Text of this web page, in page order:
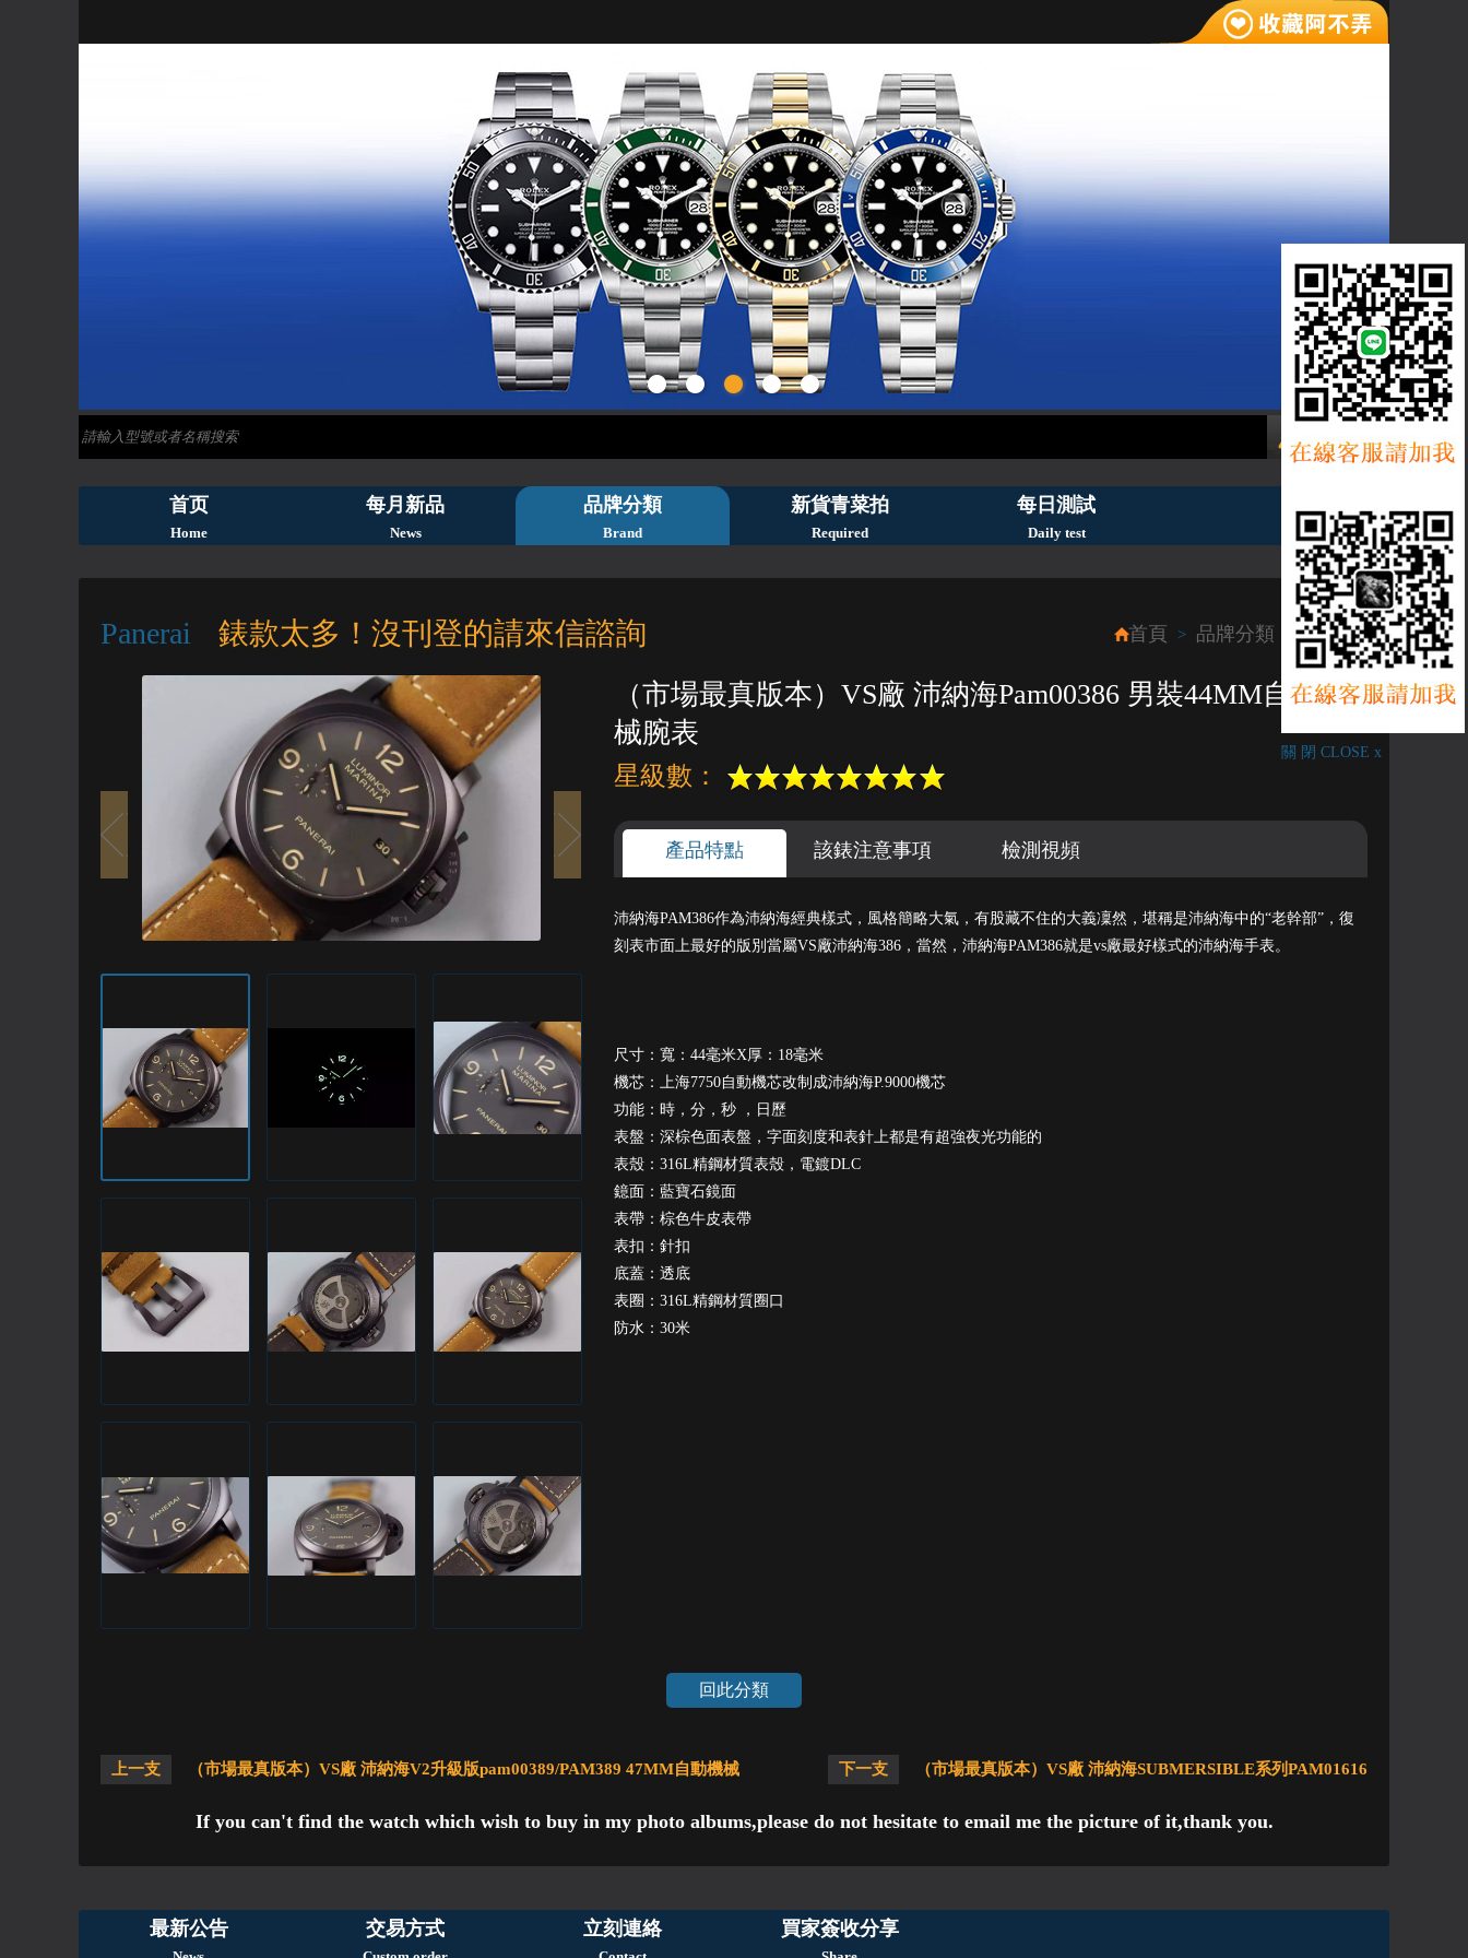
1 2 3 4 5
首页
Home
每月新品
News
品牌分類
Brand
新貨青菜拍
Required
每日測試
Daily test
首頁 > 品牌分類 > Panerai
Panerai 錶款太多！沒刊登的請來信諮詢
（市場最真版本）VS廠 沛納海Pam00386 男裝44MM自動機
械腕表
星級數：
產品特點 該錶注意事項 檢測視頻
沛納海PAM386作為沛納海經典樣式，風格簡略大氣，有股藏不住的大義凜然，堪稱是沛納海中的“老幹部”，復
刻表市面上最好的版別當屬VS廠沛納海386，當然，沛納海PAM386就是vs廠最好樣式的沛納海手表。
尺寸：寬：44毫米X厚：18毫米
機芯：上海7750自動機芯改制成沛納海P.9000機芯
功能：時，分，秒 ，日歷
表盤：深棕色面表盤，字面刻度和表針上都是有超強夜光功能的
表殼：316L精鋼材質表殼，電鍍DLC
鐿面：藍寶石鏡面
表帶：棕色牛皮表帶
表扣：針扣
底蓋：透底
表圈：316L精鋼材質圈口
防水：30米
回此分類
上一支 （市場最真版本）VS廠 沛納海V2升級版pam00389/PAM389 47MM自動機械 下一支 （市場最真版本）VS廠 沛納海SUBMERSIBLE系列PAM01616
If you can't find the watch which wish to buy in my photo albums,please do not hesitate to email me the picture of it,thank you.
最新公告 交易方式 立刻連絡 買家簽收分享
關 閉 CLOSE x